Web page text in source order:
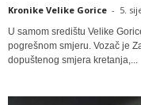
Kronike Velike Gorice - 5.
U samom središtu Velike
pogrešnom smjeru. Vozač je
dopuštenog smjera kretanja,...